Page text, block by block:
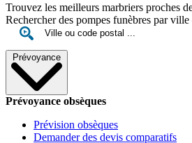
Trouvez les meilleurs marbriers proches
Rechercher des pompes funèbres par
Prévoyance
Prévoyance obsèques
Prévision obsèques
Demander des devis comparatifs